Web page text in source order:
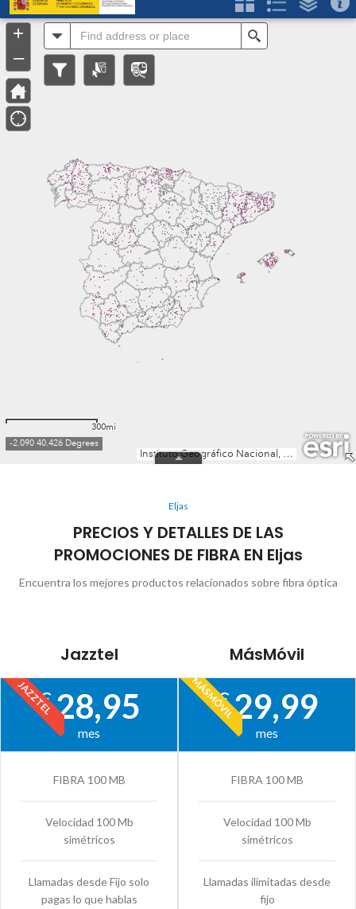
Eljas
PRECIOS Y DETALLES DE LAS
PROMOCIONES DE FIBRA EN Eljas
Encuentra los mejores productos relacionados sobre fibra óptica
Jazztel
JAZZTEL
€28,95
mes
FIBRA 100 MB
Velocidad 100 Mb
simétricos
Llamadas desde Fijo solo
pagas lo que hablas
MásMóvil
MÁSMÓVIL
€29,99
mes
FIBRA 100 MB
Velocidad 100 Mb
simétricos
Llamadas ilimitadas desde
fijo